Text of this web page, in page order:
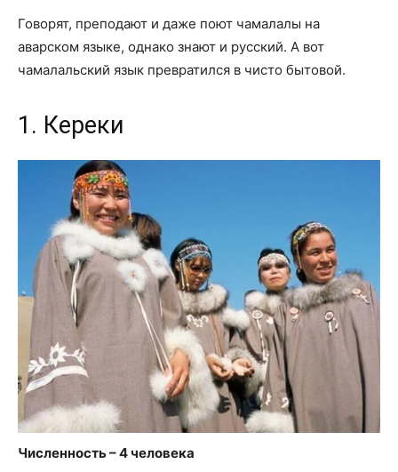
Говорят, преподают и даже поют чамалалы на
аварском языке, однако знают и русский. А вот
чамалальский язык превратился в чисто бытовой.
1. Кереки
Численность – 4 человека